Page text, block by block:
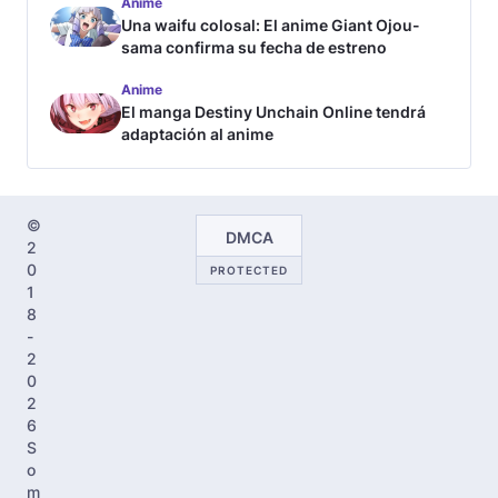
Una waifu colosal: El anime Giant Ojou-
sama confirma su fecha de estreno
Anime
El manga Destiny Unchain Online tendrá
adaptación al anime
©
2
0
1
8
-
2
0
2
6
S
o
m
DMCA
PROTECTED